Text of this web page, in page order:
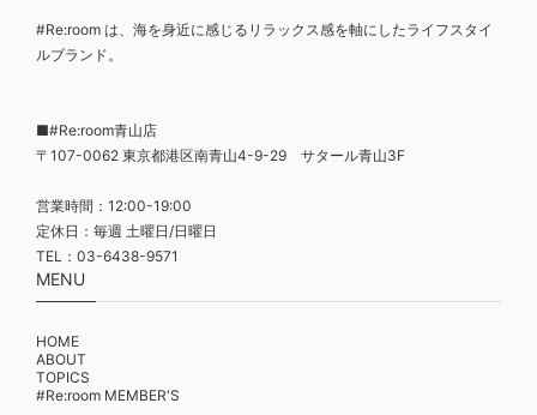
#Re:room は、海を身近に感じるリラックス感を軸にしたライフスタイ
ルブランド。
■#Re:room青山店
〒107-0062 東京都港区南青山4-9-29 サタール青山3F
営業時間：12:00-19:00
定休日：毎週 土曜日/日曜日
TEL：03-6438-9571
MENU
HOME
ABOUT
TOPICS
#Re:room MEMBER'S